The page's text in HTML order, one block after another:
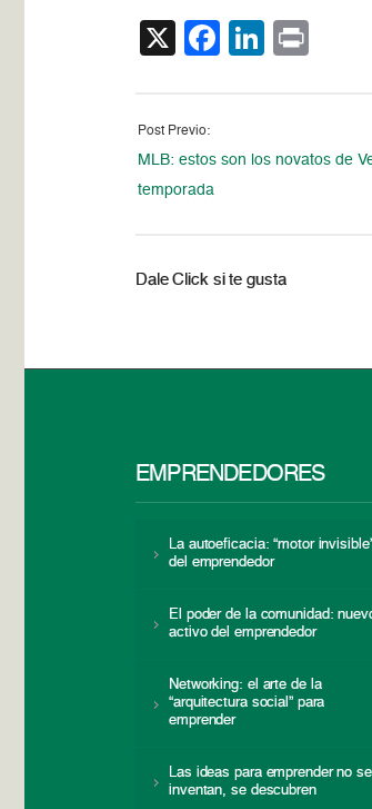
X Facebook
Post Previo:
MLB: estos son los novatos de
temporada
Dale Click si te gusta
EMPRENDEDORES
La autoeficacia: “motor
del emprendedor
El poder de la comunidad:
activo del emprendedor
Networking: el arte de la
“arquitectura social” para
emprender
Las ideas para emprender no se
inventan, se descubren